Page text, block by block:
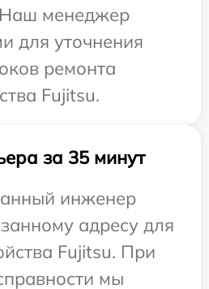
Наш менеджер
для уточнения
ремонта
Fujitsu.
за 35 минут
инженер
адресу для
Fujitsu. При
мы